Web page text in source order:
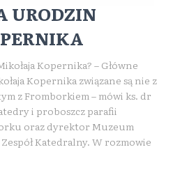
URODZIN
Kopernika? – Główne
Kopernika związane są nie z
z Fromborkiem – mówi ks. dr
i proboszcz parafii
oraz dyrektor Muzeum
Katedralny. W rozmowie